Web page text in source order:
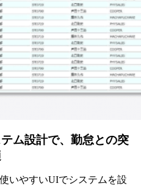
ム設計で、勤怠との突
いやすいUIでシステムを設